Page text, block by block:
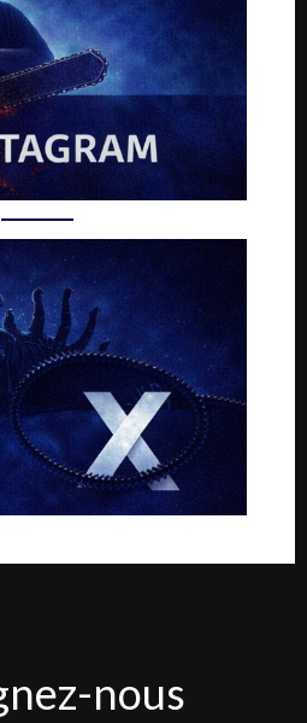
nous